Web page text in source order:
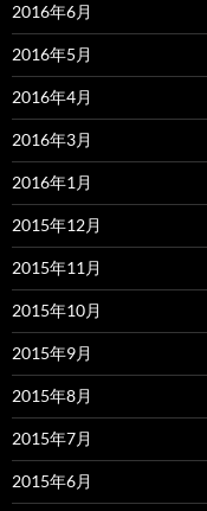
2016年6月
2016年5月
2016年4月
2016年3月
2016年1月
2015年12月
2015年11月
2015年10月
2015年9月
2015年8月
2015年7月
2015年6月